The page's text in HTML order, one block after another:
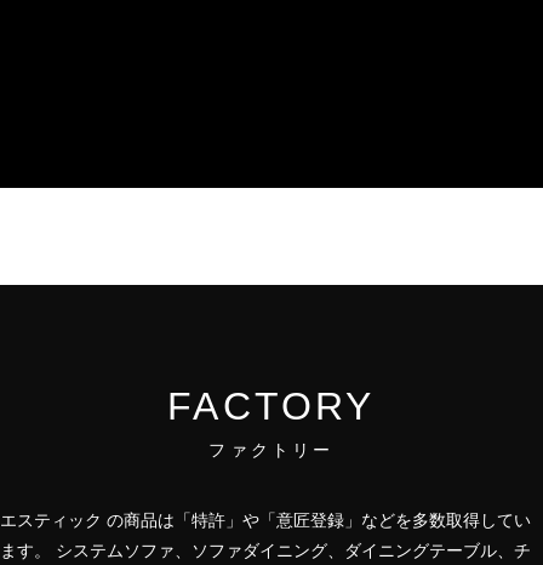
FACTORY
ファクトリー
エスティック の商品は「特許」や「意匠登録」などを多数取得してい
ます。 システムソファ、ソファダイニング、ダイニングテーブル、チ